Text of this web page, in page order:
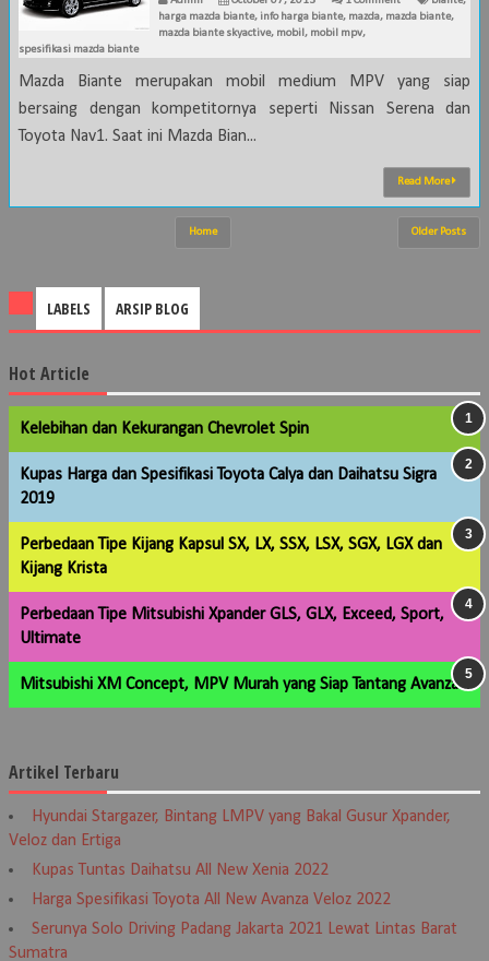
harga mazda biante, info harga biante, mazda, mazda biante,
mazda biante skyactive, mobil , mobil mpv,
spesifikasi mazda biante
Mazda Biante merupakan mobil medium MPV yang siap
bersaing dengan kompetitornya seperti Nissan Serena dan
Toyota Nav1. Saat ini Mazda Bian...
Read More
Older Posts
Home
LABELS ARSIP BLOG
Hot Article
Kelebihan dan Kekurangan Chevrolet Spin
Kupas Harga dan Spesifikasi Toyota Calya dan Daihatsu Sigra
2019
Perbedaan Tipe Kijang Kapsul SX, LX, SSX, LSX, SGX, LGX dan
Kijang Krista
Perbedaan Tipe Mitsubishi Xpander GLS, GLX, Exceed, Sport,
Ultimate
Mitsubishi XM Concept, MPV Murah yang Siap Tantang Avanza
Artikel Terbaru
Hyundai Stargazer, Bintang LMPV yang Bakal Gusur Xpander,
Veloz dan Ertiga
Kupas Tuntas Daihatsu All New Xenia 2022
Harga Spesifikasi Toyota All New Avanza Veloz 2022
Serunya Solo Driving Padang Jakarta 2021 Lewat Lintas Barat
Sumatra